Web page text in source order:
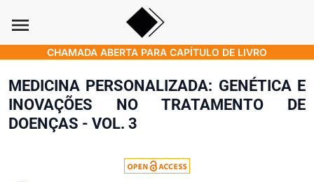
menu
CHAMADA ABERTA PARA CAPÍTULO DE LIVRO
MEDICINA PERSONALIZADA: GENÉTICA E
INOVAÇÕES NO TRATAMENTO DE
DOENÇAS - VOL. 3